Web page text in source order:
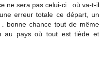
ne sera pas celui-ci...où va-t-il
erreur totale ce départ, un
bonne chance tout de même
au pays où tout est tiède et